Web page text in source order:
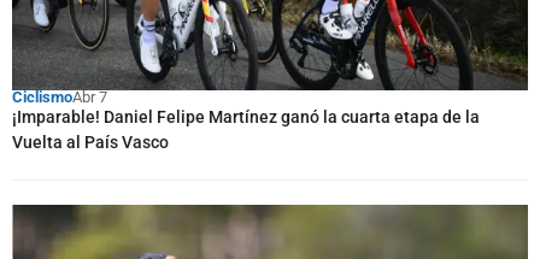
CiclismoAbr 7
¡Imparable! Daniel Felipe Martínez ganó la cuarta etapa de la
Vuelta al País Vasco